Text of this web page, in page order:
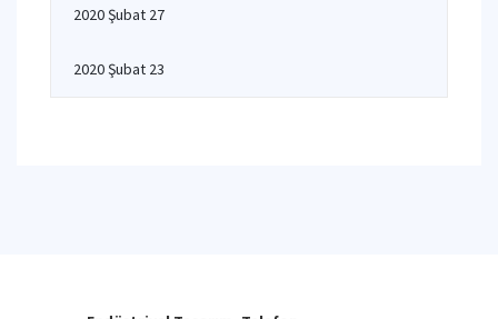
2020 Şubat 27
2020 Şubat 23